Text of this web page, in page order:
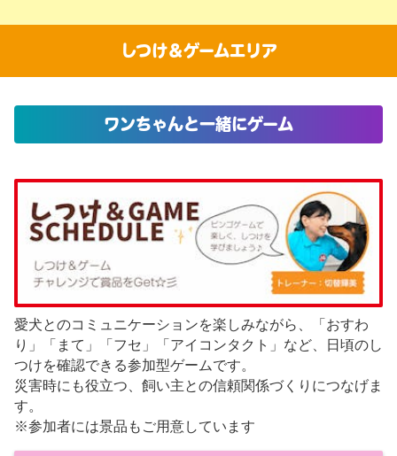
しつけ＆ゲームエリア
ワンちゃんと一緒にゲーム
愛犬とのコミュニケーションを楽しみながら、「おすわ
り」「まて」「フセ」「アイコンタクト」など、日頃のし
つけを確認できる参加型ゲームです。
災害時にも役立つ、飼い主との信頼関係づくりにつなげま
す。
※参加者には景品もご用意しています